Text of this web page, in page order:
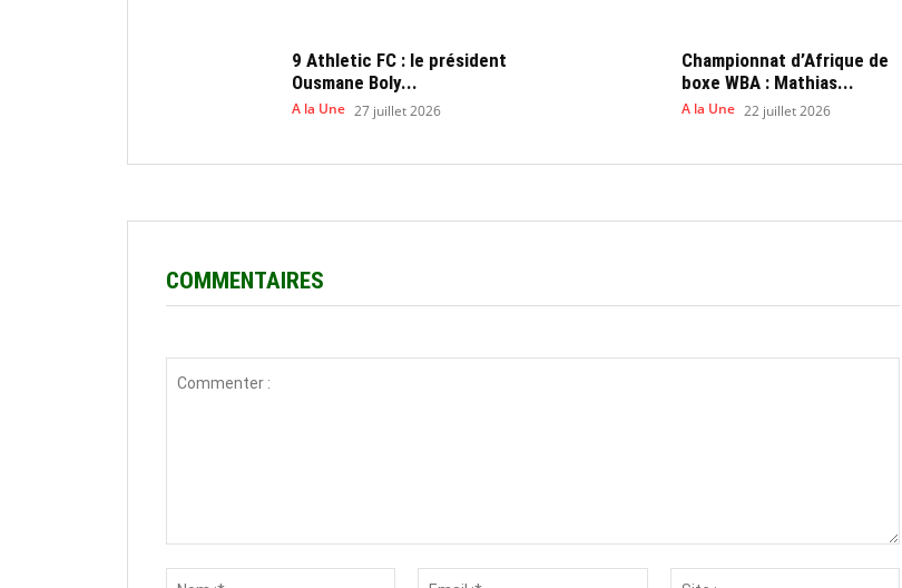
9 Athletic FC : le président
Ousmane Boly...
A la Une 27 juillet 2026
Championnat d’Afrique de
boxe WBA : Mathias...
A la Une 22 juillet 2026
COMMENTAIRES